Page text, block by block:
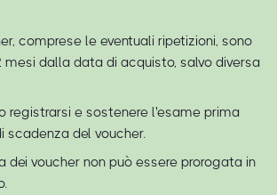
comprese le eventuali ripetizioni, sono
mesi dalla data di acquisto, salvo diversa
registrarsi e sostenere l'esame prima
scadenza del voucher.
dei voucher non può essere prorogata in